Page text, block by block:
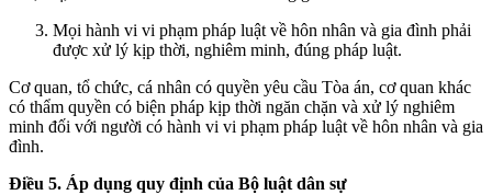
Mọi hành vi vi phạm pháp luật về hôn nhân và gia đình phải
được xử lý kịp thời, nghiêm minh, đúng pháp luật.
Cơ quan, tổ chức, cá nhân có quyền yêu cầu Tòa án, cơ quan khác
có thẩm quyền có biện pháp kịp thời ngăn chặn và xử lý nghiêm
minh đối với người có hành vi vi phạm pháp luật về hôn nhân và gia
đình.
Điều 5. Áp dụng quy định của Bộ luật dân sự